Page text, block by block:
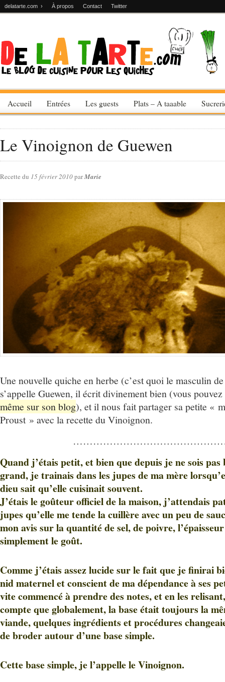
delatarte.com › À propos Contact Twitter
Accueil Entrées Les guests Plats – A taaable
Le Vinoignon de Guewen
Recette du 15 février 2010parMarie
Une nouvelle quiche en herbe (c’est quoi le masculin
s’appelle Guewen, il écrit divinement bien (vous
même sur son blog), et il nous fait partager sa petite «
Proust » avec la recette du Vinoignon.
Quand j’étais petit, et bien que depuis je ne sois pas
grand, je trainais dans les jupes de ma mère
dieu sait qu’elle cuisinait souvent.
J’étais le goûteur officiel de la maison, j’attendais
jupes qu’elle me tende la cuillère avec un peu de
mon avis sur la quantité de sel, de poivre,
simplement le goût.
Comme j’étais assez lucide sur le fait que je finirai
nid maternel et conscient de ma dépendance à ses
vite commencé à prendre des notes, et en les
compte que globalement, la base était toujours la
viande, quelques ingrédients et procédures
de broder autour d’une base simple.
Cette base simple, je l’appelle le Vinoignon.